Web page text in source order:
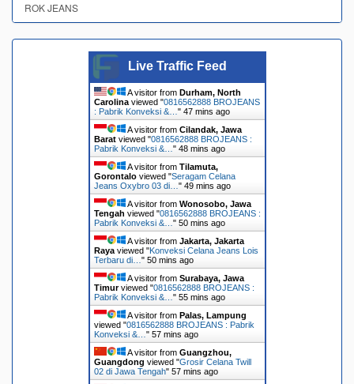
ROK JEANS
Live Traffic Feed
A visitor from Durham, North
Carolinaviewed "0816562888 BROJEANS
: Pabrik Konveksi &… " 47 mins ago
A visitor from Cilandak, Jawa
Baratviewed "0816562888 BROJEANS :
Pabrik Konveksi &… " 48 mins ago
A visitor from Tilamuta,
Gorontaloviewed "Seragam Celana
Jeans Oxybro 03 di… " 49 mins ago
A visitor from Wonosobo, Jawa
Tengah viewed "0816562888 BROJEANS :
Pabrik Konveksi &… " 50 mins ago
A visitor from Jakarta, Jakarta
Rayaviewed "Konveksi Celana Jeans Lois
Terbaru di… " 50 mins ago
A visitor from Surabaya, Jawa
Timurviewed "0816562888 BROJEANS :
Pabrik Konveksi &… " 55 mins ago
A visitor from Palas, Lampung
viewed "0816562888 BROJEANS : Pabrik
Konveksi &… " 57 mins ago
A visitor from Guangzhou,
Guangdong viewed "Grosir Celana Twill
02 di Jawa Tengah" 57 mins ago